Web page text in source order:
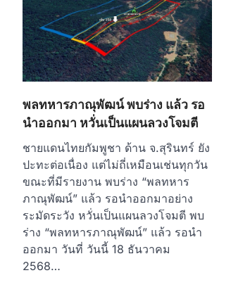
พลทหารภาณุพัฒน์ พบร่าง แล้ว รอ
นำออกมา หวั่นเป็นแผนลวงโจมตี
ชายแดนไทยกัมพูชา ด้าน จ.สุรินทร์ ยัง
ปะทะต่อเนื่อง แต่ไม่ถี่เหมือนเช่นทุกวัน
ขณะที่มีรายงาน พบร่าง “พลทหาร
ภาณุพัฒน์” แล้ว รอนำออกมาอย่าง
ระมัดระวัง หวั่นเป็นแผนลวงโจมตี พบ
ร่าง “พลทหารภาณุพัฒน์” แล้ว รอนำ
ออกมา วันที่ วันนี้ 18 ธันวาคม
2568…